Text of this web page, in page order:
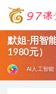
默姐-用智
1980元）
AI人工智能